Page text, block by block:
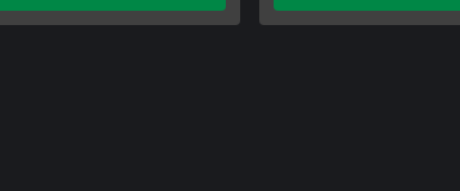
Naboo Nobility